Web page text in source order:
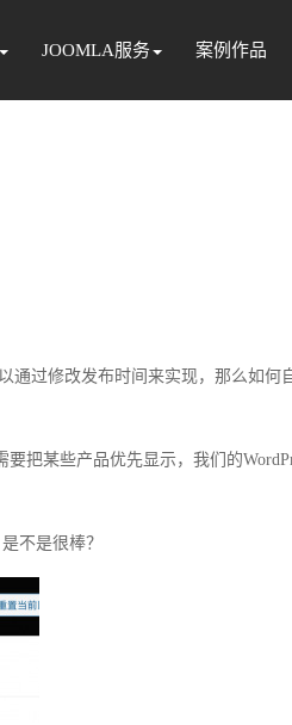
JOOMLA服务 案例作品
通过修改发布时间来实现，那么如何
把某些产品优先显示，我们的
不是很棒？